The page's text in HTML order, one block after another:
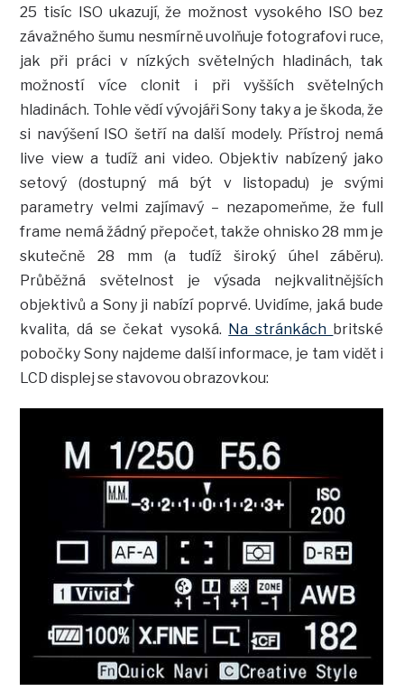
25 tisíc ISO ukazují, že možnost vysokého ISO bez
závažného šumu nesmírně uvolňuje fotografovi ruce,
jak při práci v nízkých světelných hladinách, tak
možností více clonit i při vyšších světelných
hladinách. Tohle vědí vývojáři Sony taky a je škoda, že
si navýšení ISO šetří na další modely. Přístroj nemá
live view a tudíž ani video. Objektiv nabízený jako
setový (dostupný má být v listopadu) je svými
parametry velmi zajímavý – nezapomeňme, že full
frame nemá žádný přepočet, takže ohnisko 28 mm je
skutečně 28 mm (a tudíž široký úhel záběru).
Průběžná světelnost je výsada nejkvalitnějších
objektivů a Sony ji nabízí poprvé. Uvidíme, jaká bude
kvalita, dá se čekat vysoká. Na stránkách britské
pobočky Sony najdeme další informace, je tam vidět i
LCD displej se stavovou obrazovkou: